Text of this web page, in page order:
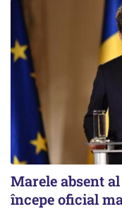
Marele absent
începe oficial